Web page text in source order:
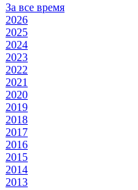
За все время
2026
2025
2024
2023
2022
2021
2020
2019
2018
2017
2016
2015
2014
2013